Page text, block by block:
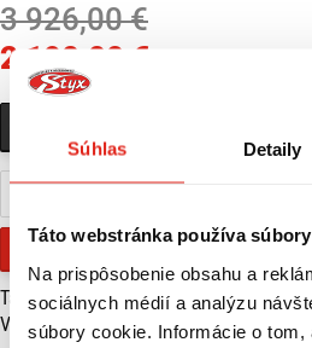
Súhlas Detaily
Táto webstránka používa
Na prispôsobenie obsahu a
sociálnych médií a analýzu
súbory cookie. Informácie o tom,
3 926,00 €
2 190,00 €
Financovanie
Tachometer (km): 130
Výkon (kW): 1,7